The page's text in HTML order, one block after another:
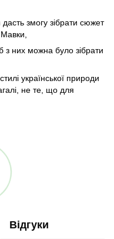
дасть змогу зібрати сюжет
з них можна було зібрати
української природи
не те, що для
Відгуки